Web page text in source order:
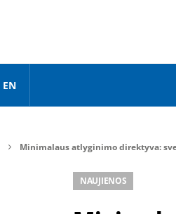
EN
Minimalaus atlyginimo direktyva:
NAUJIENOS